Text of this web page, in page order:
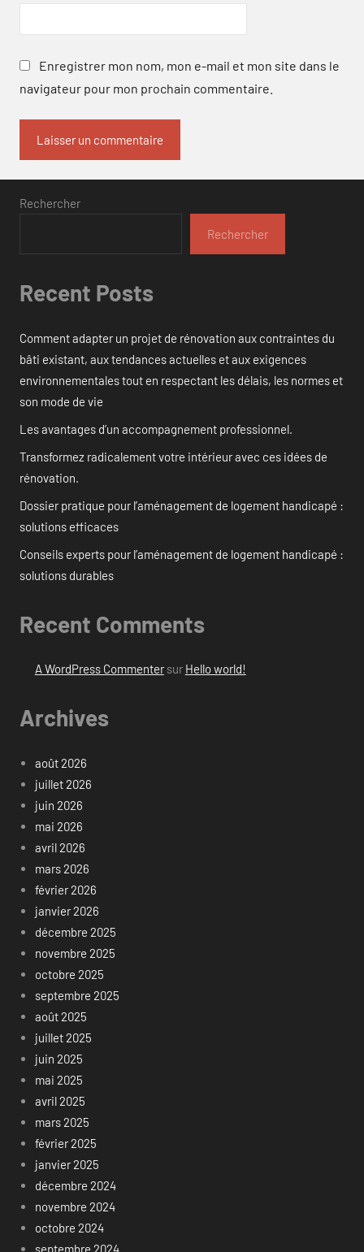
Enregistrer mon nom, mon e-mail et mon site dans le
navigateur pour mon prochain commentaire.
Rechercher
Rechercher
Recent Posts
Comment adapter un projet de rénovation aux contraintes du
bâti existant, aux tendances actuelles et aux exigences
environnementales tout en respectant les délais, les normes et
son mode de vie
Les avantages d’un accompagnement professionnel.
Transformez radicalement votre intérieur avec ces idées de
rénovation.
Dossier pratique pour l’aménagement de logement handicapé :
solutions efficaces
Conseils experts pour l’aménagement de logement handicapé :
solutions durables
Recent Comments
A WordPress Commentersur Hello world!
Archives
août 2026
juillet 2026
juin 2026
mai 2026
avril 2026
mars 2026
février 2026
janvier 2026
décembre 2025
novembre 2025
octobre 2025
septembre 2025
août 2025
juillet 2025
juin 2025
mai 2025
avril 2025
mars 2025
février 2025
janvier 2025
décembre 2024
novembre 2024
octobre 2024
septembre 2024